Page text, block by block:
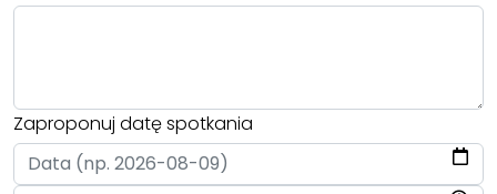
Zaproponuj datę spotkania